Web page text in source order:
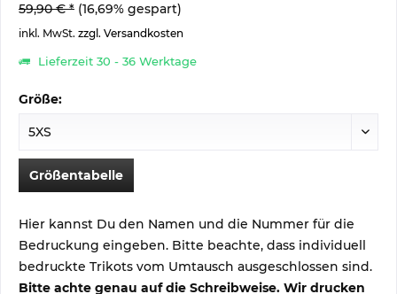
59,90 € * (16,69% gespart)
inkl. MwSt. zzgl. Versandkosten
Lieferzeit 30 - 36 Werktage
Größe:
Größentabelle
Hier kannst Du den Namen und die Nummer für die
Bedruckung eingeben. Bitte beachte, dass individuell
bedruckte Trikots vom Umtausch ausgeschlossen sind.
Bitte achte genau auf die Schreibweise. Wir drucken